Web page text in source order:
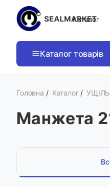
Каталог
Каталог товарів
Головна / Каталог /
Манжета